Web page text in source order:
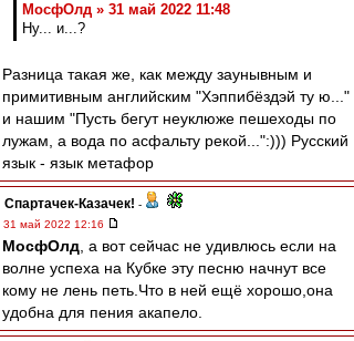
МосфОлд » 31 май 2022 11:48
Ну... и...?
Разница такая же, как между заунывным и
примитивным английским "Хэппибёздэй ту ю..."
и нашим "Пусть бегут неуклюже пешеходы по
лужам, а вода по асфальту рекой...":))) Русский
язык - язык метафор
Спартачек-Казачек! -
31 май 2022 12:16
МосфОлд , а вот сейчас не удивлюсь если на
волне успеха на Кубке эту песню начнут все
кому не лень петь.Что в ней ещё хорошо,она
удобна для пения акапело.